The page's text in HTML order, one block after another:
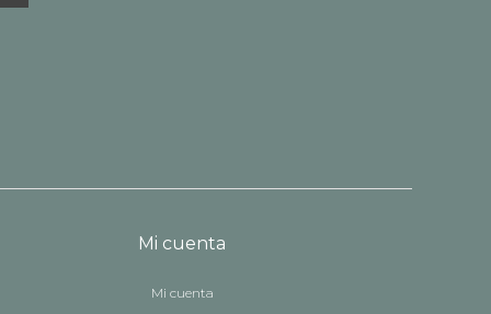
Mi cuenta
Mi cuenta